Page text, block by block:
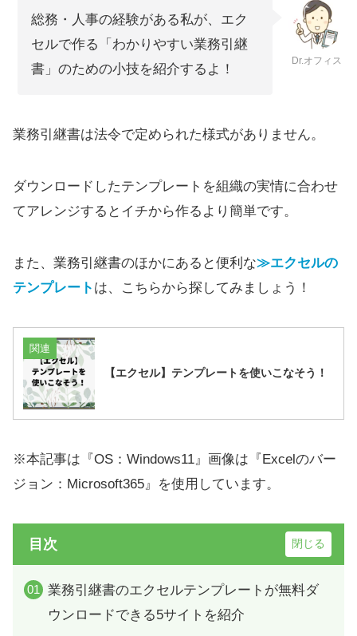
総務・人事の経験がある私が、エク
セルで作る「わかりやすい業務引継
書」のための小技を紹介するよ！
Dr.オフィス
業務引継書は法令で定められた様式がありません。
ダウンロードしたテンプレートを組織の実情に合わせ
てアレンジするとイチから作るより簡単です。
また、業務引継書のほかにあると便利な≫エクセルの
テンプレート は、こちらから探してみましょう！
関連
【エクセル】テンプレートを使いこなそう！
※本記事は『OS：Windows11』画像は『Excelのバー
ジョン：Microsoft365』を使用しています。
目次
業務引継書のエクセルテンプレートが無料ダ
ウンロードできる5サイトを紹介